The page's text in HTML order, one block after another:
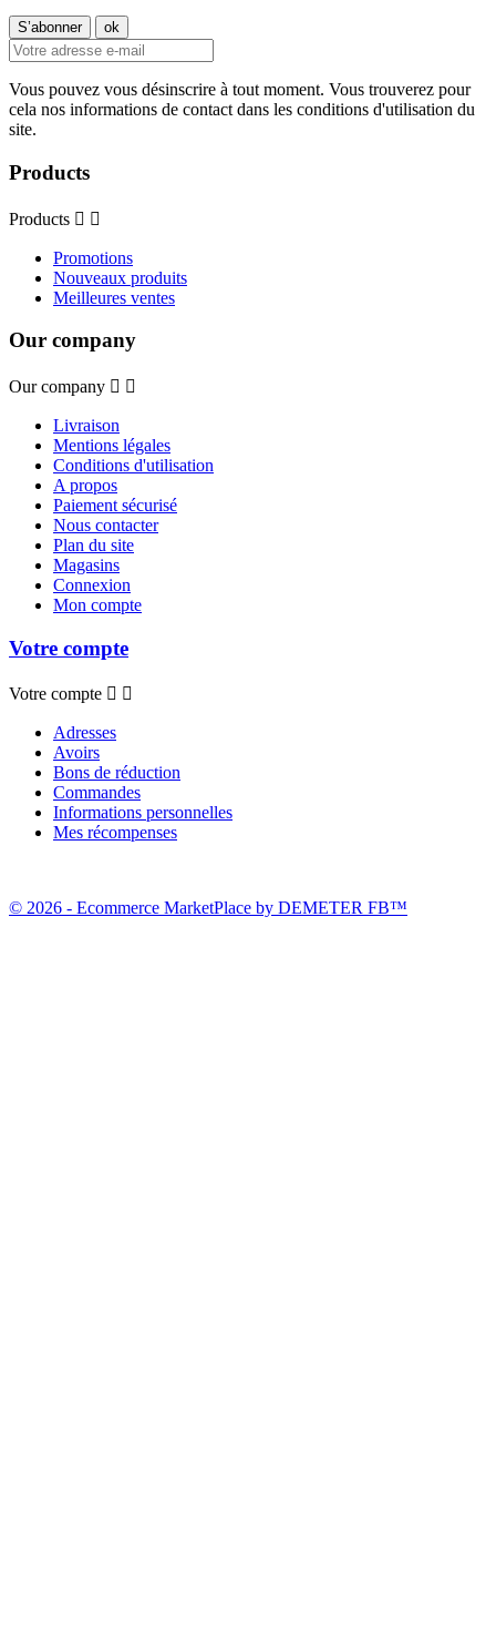
Vous pouvez vous désinscrire à tout moment. Vous trouverez pour
cela nos informations de contact dans les conditions d'utilisation du
site.
Products
Products  
Promotions
Nouveaux produits
Meilleures ventes
Our company
Our company  
Livraison
Mentions légales
Conditions d'utilisation
A propos
Paiement sécurisé
Nous contacter
Plan du site
Magasins
Connexion
Mon compte
Votre compte
Votre compte  
Adresses
Avoirs
Bons de réduction
Commandes
Informations personnelles
Mes récompenses
© 2026 - Ecommerce MarketPlace by DEMETER FB™